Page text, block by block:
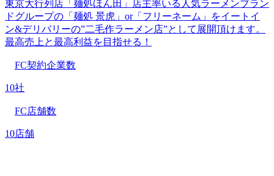
東京大行列店「麺処ほん田」店主率いる人気ラーメンブラン
ドグループの「麺処 景虎」or「フリーネーム」をイートイ
ン&デリバリーの”二毛作ラーメン店”として展開頂けます。
最高売上と最高利益を目指せる！
FC契約企業数
10社
FC店舗数
10店舗